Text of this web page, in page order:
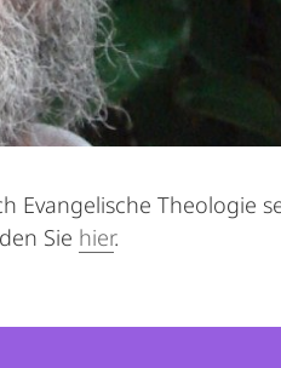
Evangelische Theologie
Sie hier.